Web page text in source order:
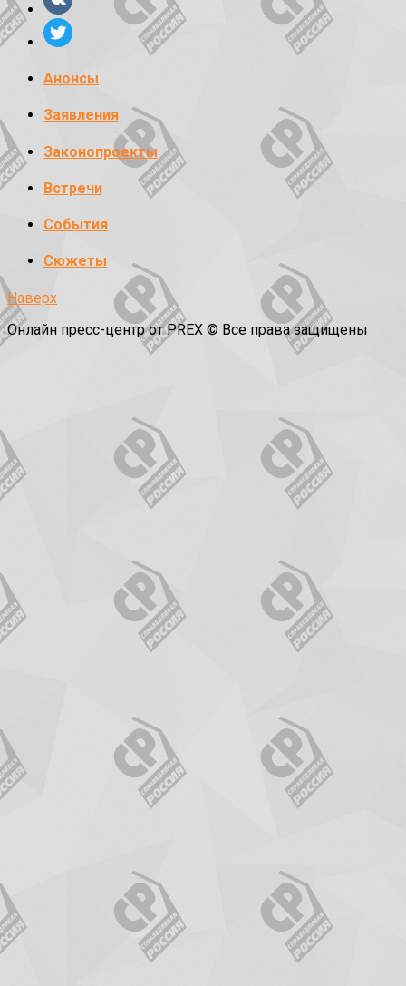
Анонсы
Заявления
Законопроекты
Встречи
События
Сюжеты
Наверх
Онлайн пресс-центр от PREX © Все права защищены